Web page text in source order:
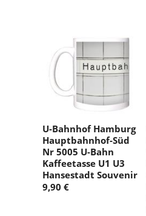
U-Bahnhof Hamburg
Hauptbahnhof-Süd
Nr 5005 U-Bahn
Kaffeetasse U1 U3
Hansestadt Souvenir
9,90 €